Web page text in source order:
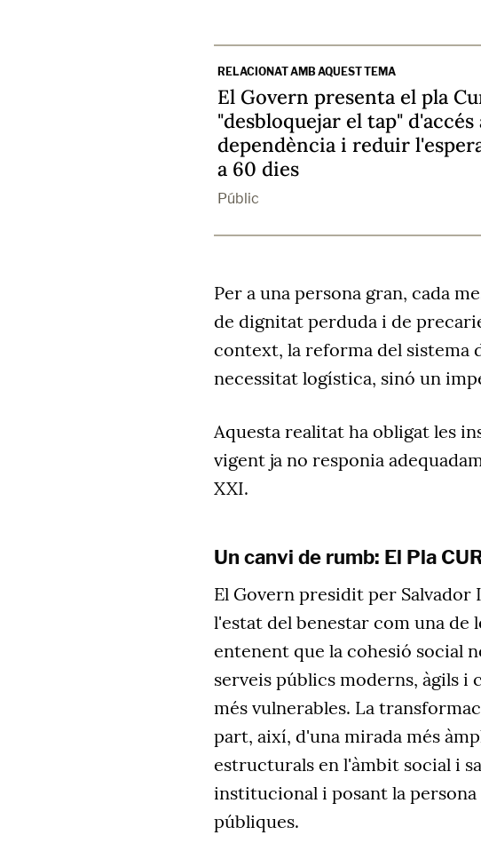
RELACIONAT AMB AQUEST TEMA
El Govern presenta el pla
"desbloquejar el tap" d'accés
dependència i reduir
a 60 dies
Públic
Per a una persona gran, cada
de dignitat perduda i de
context, la reforma del sistema
necessitat logística, sinó un
Aquesta realitat ha obligat les
vigent ja no responia
XXI.
Un canvi de rumb: El Pla
El Govern presidit per
l'estat del benestar com una de
entenent que la cohesió social
serveis públics moderns, àgils i
més vulnerables. La
part, així, d'una mirada més
estructurals en l'àmbit social i
institucional i posant la
públiques.